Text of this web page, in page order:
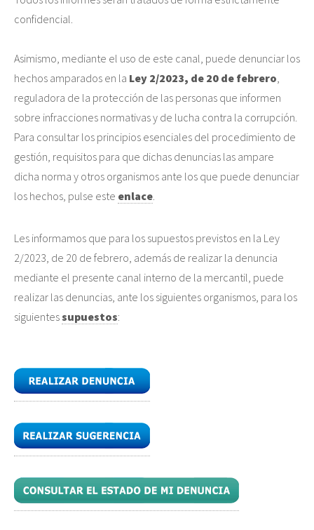
confidencial.
Asimismo, mediante el uso de este canal, puede denunciar los
hechos amparados en la Ley 2/2023, de 20 de febrero
reguladora de la protección de las personas que informen
sobre infracciones normativas y de lucha contra la corrupción.
Para consultar los principios esenciales del procedimiento de
gestión, requisitos para que dichas denuncias las ampare
dicha norma y otros organismos ante los que puede denunciar
los hechos, pulse este enlace
Les informamos que para los supuestos previstos en la Ley
2/2023, de 20 de febrero, además de realizar la denuncia
mediante el presente canal interno de la mercantil, puede
realizar las denuncias, ante los siguientes organismos, para los
siguientessupuestos: